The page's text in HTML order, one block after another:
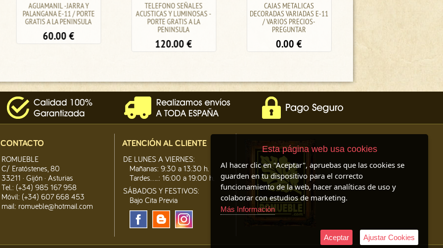
AGUAMANIL -JARRA Y
PALANGANA E-11 / PORTE
GRATIS A LA PENINSULA
60.00€
TELEFONO SEÑALES
ACUSTICAS Y LUMINOSAS -
PORTE GRATIS A LA
PENINSULA
120.00€
CAJAS METALICAS
DECORADAS VARIADAS E-11
/ VARIOS PRECIOS-
PREGUNTAR
0.00€
CONTACTO
ROMUEBLE
C/ Eratóstenes, 80
33211 · Gijón · Asturias
Tel.: (+34) 985 167 958
Móvil: (+34) 607 668 453
mail: romueble@hotmail.com
ATENCIÓN AL CLIENTE
DE LUNES A VIERNES:
Mañanas: 9:30 a 13:30 h.
Tardes.....: 16:00 a 19:00 h.
SÁBADOS Y FESTIVOS:
Bajo Cita Previa
Esta página web usa cookies
Al hacer clic en "Aceptar", apruebas que las cookies se
guarden en tu dispositivo para el correcto
funcionamiento de la web, hacer analíticas de uso y
colaborar con estudios de marketing.
Más Información
Aceptar Ajustar Cookies